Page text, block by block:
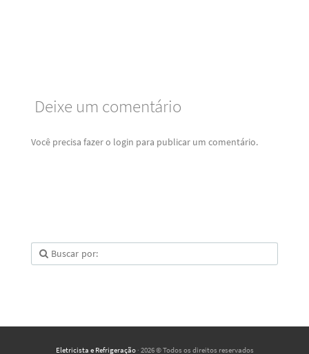
Deixe um comentário
Você precisa fazer o login para publicar um comentário.
Eletricista e Refrigeração· 2026 © Todos os direitos reservados